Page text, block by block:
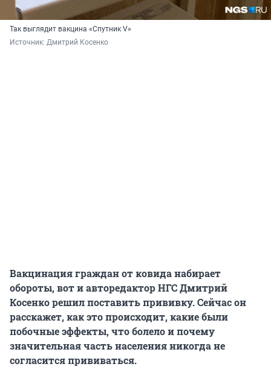
Так выглядит вакцина «Спутник V»
Источник: Дмитрий Косенко
Вакцинация граждан от ковида набирает
обороты, вот и авторедактор НГС Дмитрий
Косенко решил поставить прививку. Сейчас он
расскажет, как это происходит, какие были
побочные эффекты, что болело и почему
значительная часть населения никогда не
согласится прививаться.